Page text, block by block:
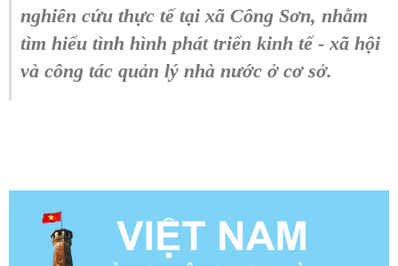
nghiên cứu thực tế tại xã Công Sơn, nhằm
tìm hiểu tình hình phát triển kinh tế - xã hội
và công tác quản lý nhà nước ở cơ sở.